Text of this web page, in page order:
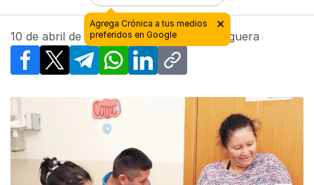
10 de abril de 2019 - 02:44| Por Alex Noguera
Facebook
X TelegramWhatsApp
LinkedInCopy link